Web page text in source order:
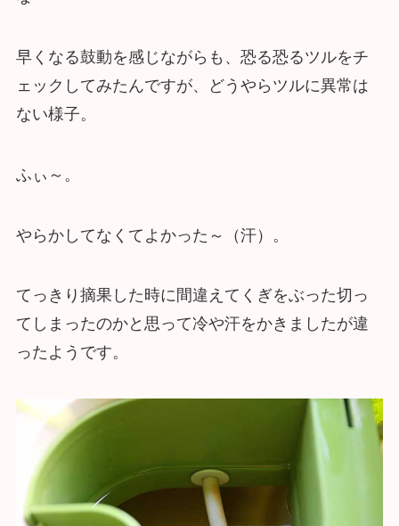
早くなる鼓動を感じながらも、恐る恐るツルをチ
ェックしてみたんですが、どうやらツルに異常は
ない様子。
ふぃ～。
やらかしてなくてよかった～（汗）。
てっきり摘果した時に間違えてくぎをぶった切っ
てしまったのかと思って冷や汗をかきましたが違
ったようです。